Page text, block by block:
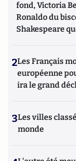
fond, Victoria
Ronaldo du
Shakespeare
2Les Français
européenne
ira le grand
3Les villes
monde